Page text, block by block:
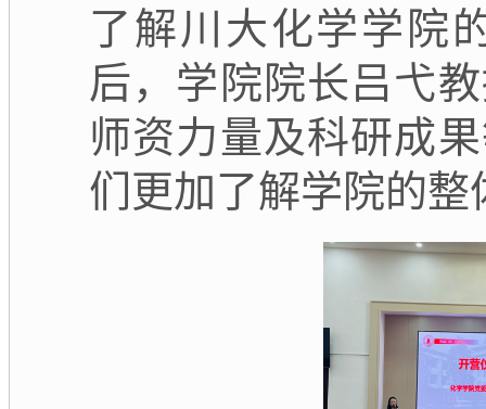
了解川大化学学院
后，学院院长吕弋
师资力量及科研成果
们更加了解学院的整